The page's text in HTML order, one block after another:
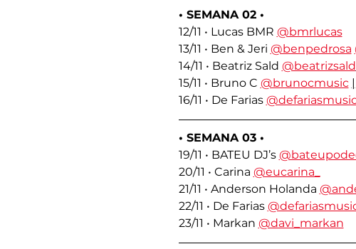
• SEMANA 02 •
12/11 • Lucas BMR @bmrlucas
13/11 • Ben & Jeri @benpedrosa
14/11 • Beatriz Sald @beatrizsald
15/11 • Bruno C @brunocmusic |
16/11 • De Farias
• SEMANA 03 •
19/11 • BATEU DJ’s
20/11 • Carina @eucarina_
21/11 • Anderson Holanda
22/11 • De Farias
23/11 • Markan @davi_markan